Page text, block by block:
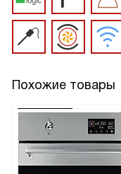
Похожие товары